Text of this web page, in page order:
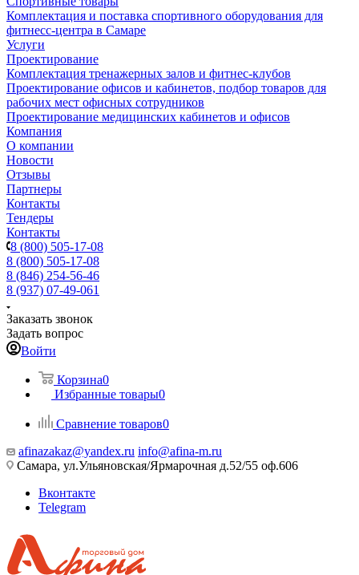
Комплектация и поставка спортивного оборудования для
фитнесс-центра в Самаре
Услуги
Проектирование
Комплектация тренажерных залов и фитнес-клубов
Проектирование офисов и кабинетов, подбор товаров для
рабочих мест офисных сотрудников
Проектирование медицинских кабинетов и офисов
Компания
О компании
Новости
Отзывы
Партнеры
Контакты
Тендеры
Контакты
8 (800) 505-17-08
8 (800) 505-17-08
8 (846) 254-56-46
8 (937) 07-49-061
Заказать звонок
Задать вопрос
Войти
Корзина0
Избранные товары0
Сравнение товаров0
afinazakaz@yandex.ru info@afina-m.ru
Самара, ул.Ульяновская/Ярмарочная д.52/55 оф.606
Вконтакте
Telegram